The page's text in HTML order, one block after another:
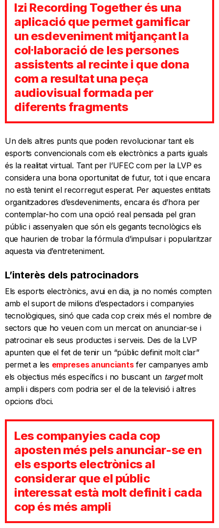
Izi Recording Together és una
aplicació que permet gamificar
un esdeveniment mitjançant la
col·laboració de les persones
assistents al recinte i que dona
com a resultat una peça
audiovisual formada per
diferents fragments
Un dels altres punts que poden revolucionar tant els
esports convencionals com els electrònics a parts iguals
és la realitat virtual. Tant per l’UFEC com per la LVP es
considera una bona oportunitat de futur, tot i que encara
no està tenint el recorregut esperat. Per aquestes entitats
organitzadores d’esdeveniments, encara és d’hora per
contemplar-ho com una opció real pensada pel gran
públic i assenyalen que són els gegants tecnològics els
que haurien de trobar la fórmula d’impulsar i popularitzar
aquesta via d’entreteniment.
L’interès dels patrocinadors
Els esports electrònics, avui en dia, ja no només compten
amb el suport de milions d’espectadors i companyies
tecnològiques, sinó que cada cop creix més el nombre de
sectors que ho veuen com un mercat on anunciar-se i
patrocinar els seus productes i serveis. Des de la LVP
apunten que el fet de tenir un “públic definit molt clar”
permet a les empreses anunciantsfer campanyes amb
els objectius més específics i no buscant un targetmolt
ampli i dispers com podria ser el de la televisió i altres
opcions d’oci.
Les companyies cada cop
aposten més pels anunciar-se en
els esports electrònics al
considerar que el públic
interessat està molt definit i cada
cop és més ampli